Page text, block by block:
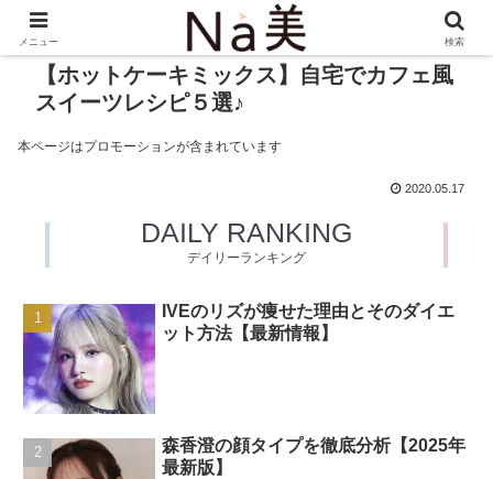
【ホットケーキミックス】自宅でカフェ風
スイーツレシピ５選♪
本ページはプロモーションが含まれています
2020.05.17
DAILY RANKING
デイリーランキング
IVEのリズが痩せた理由とそのダイエ
ット方法【最新情報】
森香澄の顔タイプを徹底分析【2025年
最新版】
メニュー 検索